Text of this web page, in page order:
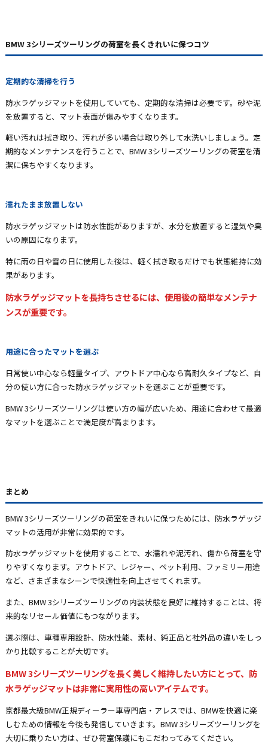
BMW 3シリーズツーリングの荷室を長くきれいに保つコツ
定期的な清掃を行う
防水ラゲッジマットを使用していても、定期的な清掃は必要です。砂や泥
を放置すると、マット表面が傷みやすくなります。
軽い汚れは拭き取り、汚れが多い場合は取り外して水洗いしましょう。定
期的なメンテナンスを行うことで、BMW 3シリーズツーリングの荷室を清
潔に保ちやすくなります。
濡れたまま放置しない
防水ラゲッジマットは防水性能がありますが、水分を放置すると湿気や臭
いの原因になります。
特に雨の日や雪の日に使用した後は、軽く拭き取るだけでも状態維持に効
果があります。
防水ラゲッジマットを長持ちさせるには、使用後の簡単なメンテナ
ンスが重要です。
用途に合ったマットを選ぶ
日常使い中心なら軽量タイプ、アウトドア中心なら高耐久タイプなど、自
分の使い方に合った防水ラゲッジマットを選ぶことが重要です。
BMW 3シリーズツーリングは使い方の幅が広いため、用途に合わせて最適
なマットを選ぶことで満足度が高まります。
まとめ
BMW 3シリーズツーリングの荷室をきれいに保つためには、防水ラゲッジ
マットの活用が非常に効果的です。
防水ラゲッジマットを使用することで、水濡れや泥汚れ、傷から荷室を守
りやすくなります。アウトドア、レジャー、ペット利用、ファミリー用途
など、さまざまなシーンで快適性を向上させてくれます。
また、BMW 3シリーズツーリングの内装状態を良好に維持することは、将
来的なリセール価値にもつながります。
選ぶ際は、車種専用設計、防水性能、素材、純正品と社外品の違いをしっ
かり比較することが大切です。
BMW 3シリーズツーリングを長く美しく維持したい方にとって、防
水ラゲッジマットは非常に実用性の高いアイテムです。
京都最大級BMW正規ディーラー車専門店・アレスでは、BMWを快適に楽
しむための情報を今後も発信していきます。BMW 3シリーズツーリングを
大切に乗りたい方は、ぜひ荷室保護にもこだわってみてください。